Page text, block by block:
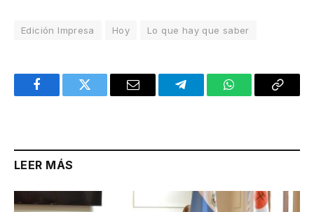
Edición Impresa Hoy Lo que hay que saber
FacebookTwitter Email TelegramWhatsAppCopy
LEER MÁS